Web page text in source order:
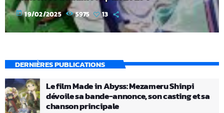
today 19/02/2025 5975 13
DERNIÈRES PUBLICATIONS
Le film Made in Abyss: Mezameru Shinpi
dévoile sa bande-annonce, son casting et sa
chanson principale